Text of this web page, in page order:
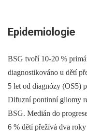
Epidemiologie
BSG tvoří 10-20 %
diagnostikováno u dětí
5 let od diagnózy (OS5)
Difuzní pontinní gliomy
BSG. Medián do
6 % dětí přežívá dva